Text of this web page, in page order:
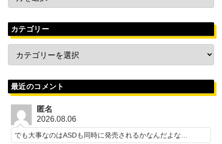
カテゴリー
最近のコメント
匿名
2026.08.06
でも大事なのはASDも同時に発売されるかなんだよな…